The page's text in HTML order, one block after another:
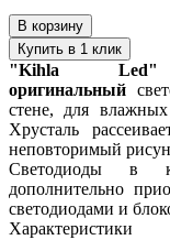
В корзину
Купить в 1 клик
"Kihla
оригинальный
стене, для
Хрусталь
неповторимый
Светодиоды в
дополнительно
светодиодами и
Характеристики